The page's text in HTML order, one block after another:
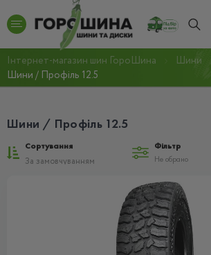
Інтернет-магазин шин ГороШина
Шини
Шини / Профіль 12.5
Шини / Профіль 12.5
Сортування
Фільтр
Не обрано